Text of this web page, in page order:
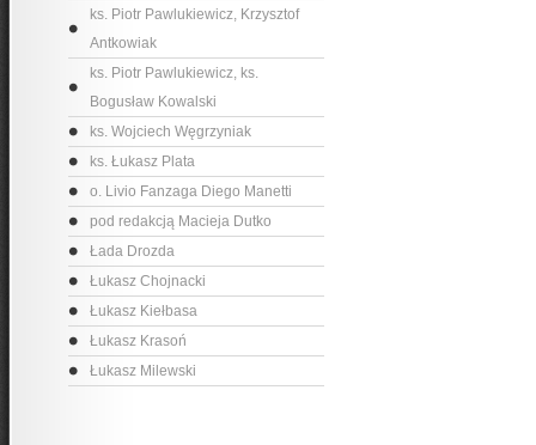
ks. Piotr Pawlukiewicz, Krzysztof
Antkowiak
ks. Piotr Pawlukiewicz, ks.
Bogusław Kowalski
ks. Wojciech Węgrzyniak
ks. Łukasz Plata
o. Livio Fanzaga Diego Manetti
pod redakcją Macieja Dutko
Łada Drozda
Łukasz Chojnacki
Łukasz Kiełbasa
Łukasz Krasoń
Łukasz Milewski